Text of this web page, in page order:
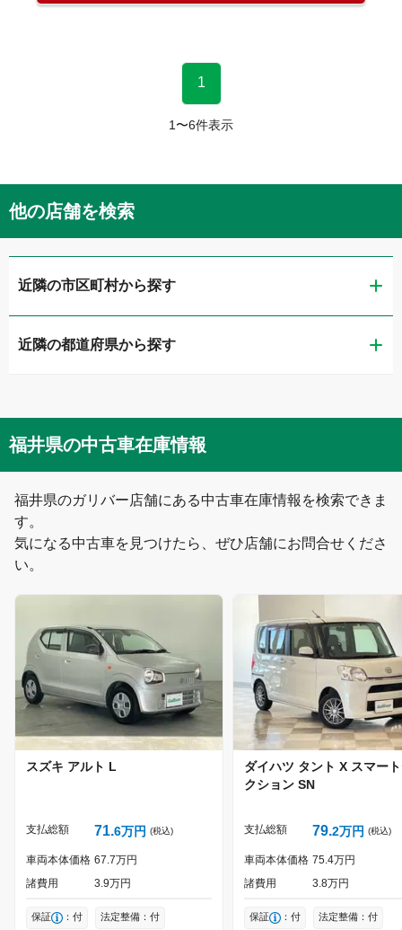
1
1 〜6件表示
他の店舗を検索
近隣の市区町村から探す
福井市
越前市
福井・越前・嶺北
敦賀・嶺南
近隣の都道府県から探す
石川県
福井県
山梨県
長野県
岐阜県
静岡県
福井県の中古車在庫情報
福井県のガリバー店舗にある中古車在庫情報を検索できま
す。
気になる中古車を見つけたら、ぜひ店舗にお問合せくださ
い。
スズキ アルト L
支払総額 71 6万円 (税込)
車両本体価格 67 7万円
諸費用
3 9万円
保証 ：付 法定整備：付
ダイハツ タント X スマー
クション SN
支払総額 79 2万円 (税込)
車両本体価格 75 4万円
諸費用
3 8万円
保証 ：付 法定整備：付